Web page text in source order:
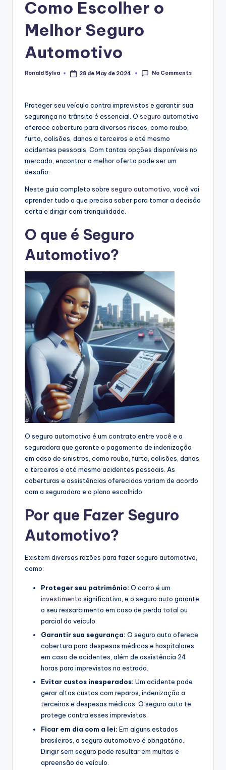
Como Escolher o
Melhor Seguro
Automotivo
Posted
Ronald Sylva 28 de May de 2024 No Comments
Proteger seu veículo contra imprevistos e garantir sua
segurança no trânsito é essencial. O seguro automotivo
oferece cobertura para diversos riscos, como roubo,
furto, colisões, danos a terceiros e até mesmo
acidentes pessoais. Com tantas opções disponíveis no
mercado, encontrar a melhor oferta pode ser um
desafio.
Neste guia completo sobre seguro automotivo, você vai
aprender tudo o que precisa saber para tomar a decisão
certa e dirigir com tranquilidade.
O que é Seguro
Automotivo?
O seguro automotivo é um contrato entre você e a
seguradora que garante o pagamento de indenização
em caso de sinistros, como roubo, furto, colisões, danos
a terceiros e até mesmo acidentes pessoais. As
coberturas e assistências oferecidas variam de acordo
com a seguradora e o plano escolhido.
Por que Fazer Seguro
Automotivo?
Existem diversas razões para fazer seguro automotivo,
como:
Proteger seu patrimônio: O carro é um
investimento significativo, e o seguro auto garante
o seu ressarcimento em caso de perda total ou
parcial do veículo.
Garantir sua segurança: O seguro auto oferece
cobertura para despesas médicas e hospitalares
em caso de acidentes, além de assistência 24
horas para imprevistos na estrada.
Evitar custos inesperados: Um acidente pode
gerar altos custos com reparos, indenização a
terceiros e despesas médicas. O seguro auto te
protege contra esses imprevistos.
Ficar em dia com a lei: Em alguns estados
brasileiros, o seguro automotivo é obrigatório.
Dirigir sem seguro pode resultar em multas e
apreensão do veículo.